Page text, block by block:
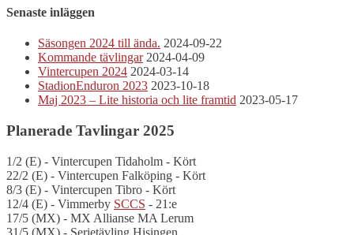
Senaste inläggen
Säsongen 2024 till ända. 2024-09-22
Kommande tävlingar 2024-04-09
Vintercupen 2024 2024-03-14
StadionEnduron 2023 2023-10-18
Maj 2023 – Lite historia och lite framtid 2023-05-17
Planerade Tavlingar 2025
1/2 (E) - Vintercupen Tidaholm - Kört
22/2 (E) - Vintercupen Falköping - Kört
8/3 (E) - Vintercupen Tibro - Kört
12/4 (E) - Vimmerby SCCS - 21:e
17/5 (MX) - MX Allianse MA Lerum
31/5 (MX) - Serietävling Hisingen